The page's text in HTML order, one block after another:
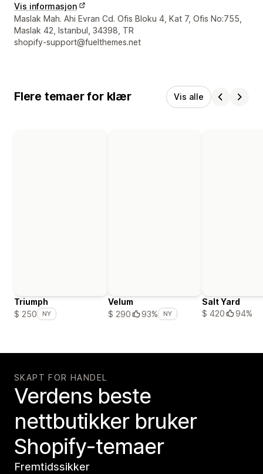
Vis informasjon
Designerens kontaktinfo
Maslak Mah. Ahi Evran Cd. Ofis Bloku 4, Kat 7, Ofis No:755,
Maslak 42, Istanbul, 34398, TR
shopify-support@fuelthemes.net
Flere temaer for klær Vis alle
Triumph
$ 250
NY
Velum
$ 290
93% NY
Salt Yard
$ 420
94%
SKAPT FOR HANDEL
Verdens beste
nettbutikker bruker
Shopify-temaer
Fremtidssikker